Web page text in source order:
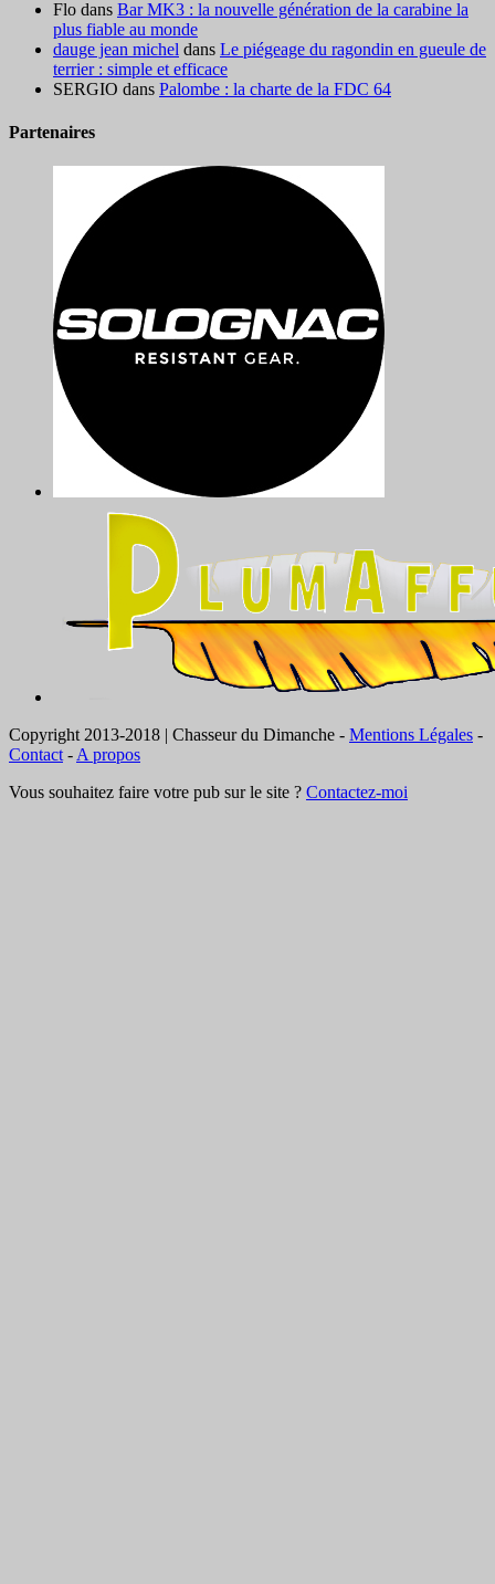
Flo dans Bar MK3 : la nouvelle génération de la carabine la
plus fiable au monde
dauge jean michel dans Le piégeage du ragondin en gueule de
terrier : simple et efficace
SERGIO dans Palombe : la charte de la FDC 64
Partenaires
Copyright 2013-2018 | Chasseur du Dimanche - Mentions Légales -
Contact - A propos
Vous souhaitez faire votre pub sur le site ? Contactez-moi